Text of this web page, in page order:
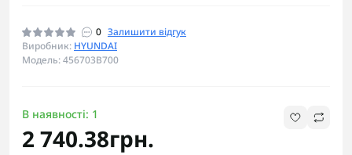
0 Залишити відгук
Виробник: HYUNDAI
Модель: 456703B700
В наявності: 1
2 740.38грн.